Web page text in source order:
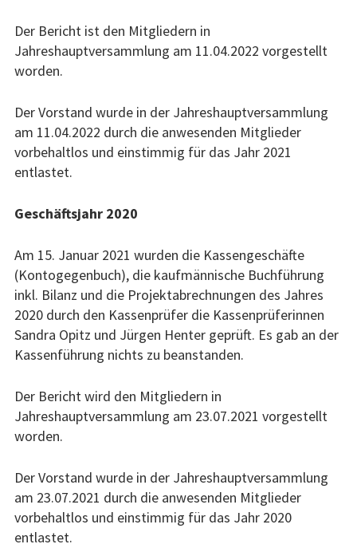
Fotografie
Junge5Kunst
Kunsthandwerk
Musik und Tanz
Uwe-Will-Ring
Träger des Rings
Verleihungen
Hagen
Stadtinfo zu Hagen
Städtepartnerschaftsverein
Smolensk
Der Bericht ist den Mitgliedern in
Jahreshauptversammlung am 11.04.2022 vorgestellt
worden.
Der Vorstand wurde in der Jahreshauptversammlung
am 11.04.2022 durch die anwesenden Mitglieder
vorbehaltlos und einstimmig für das Jahr 2021
entlastet.
Geschäftsjahr 2020
Am 15. Januar 2021 wurden die Kassengeschäfte
(Kontogegenbuch), die kaufmännische Buchführung
inkl. Bilanz und die Projektabrechnungen des Jahres
2020 durch den Kassenprüfer die Kassenprüferinnen
Sandra Opitz und Jürgen Henter geprüft. Es gab an der
Kassenführung nichts zu beanstanden.
Der Bericht wird den Mitgliedern in
Jahreshauptversammlung am 23.07.2021 vorgestellt
worden.
Der Vorstand wurde in der Jahreshauptversammlung
am 23.07.2021 durch die anwesenden Mitglieder
vorbehaltlos und einstimmig für das Jahr 2020
entlastet.